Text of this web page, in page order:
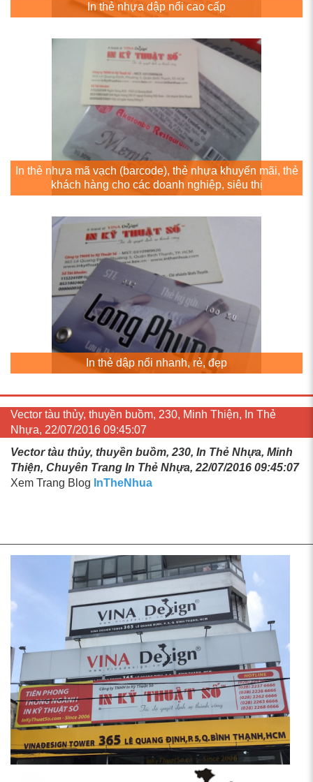
In thẻ nhựa dập nổi cao cấp
In thẻ nhựa mã vạch (barcode), thẻ nhựa khuyến mãi, thẻ
khách hàng cho các doanh nghiệp, siêu thị
In thẻ dập nổi nhanh, rẻ, đẹp
Vector tàu thủy, thuyền buồm, 230, Minh Thiện, In Thẻ
Nhựa, 22/07/2016 09:45:07
Vector tàu thủy, thuyền buồm, 230, In Thẻ Nhựa, Minh
Thiện, Chuyên Trang In Thẻ Nhựa, 22/07/2016 09:45:07
Xem Trang Blog InTheNhua